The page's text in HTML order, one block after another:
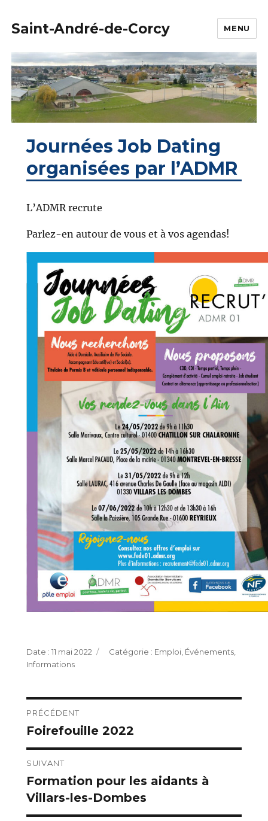
Saint-André-de-Corcy MENU
Journées Job Dating
organisées par l’ADMR
L’ADMR recrute
Parlez-en autour de vous et à vos agendas!
Publié
le
11 mai 2022 Catégories
Emploi, Événements,
Informations
Navigation
de
l’article
PRÉCÉDENT
Publication
précédente :
Foirefouille 2022
SUIVANT
Publication
suivante :
Formation pour les aidants à
Villars-les-Dombes